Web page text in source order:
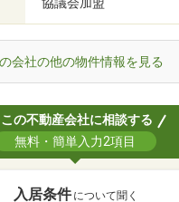
協議会加盟
会社の他の物件情報を見る
この不動産会社に相談する
無料・簡単入力2項目
入居条件 について聞く